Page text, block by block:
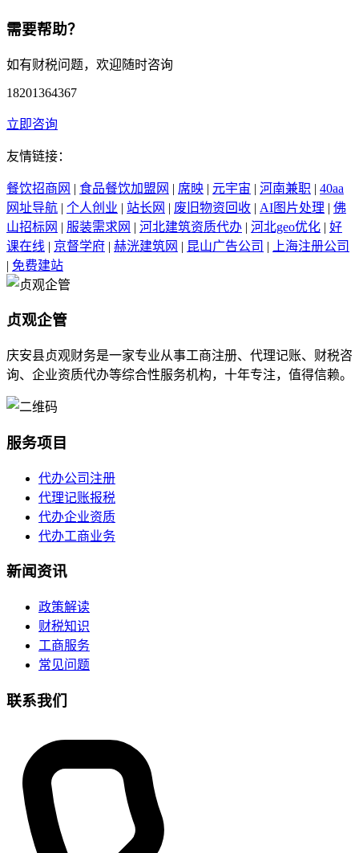
需要帮助？
如有财税问题，欢迎随时咨询
18201364367
立即咨询
友情链接：
餐饮招商网 | 食品餐饮加盟网 | 席映 | 元宇宙 | 河南兼职 | 40aa
网址导航 | 个人创业 | 站长网 | 废旧物资回收 | AI图片处理 | 佛
山招标网 | 服装需求网 | 河北建筑资质代办 | 河北geo优化 | 好
课在线 | 京督学府 | 赫洸建筑网 | 昆山广告公司 |
上海注册公司
| 免费建站
贞观企管
庆安县贞观财务是一家专业从事工商注册、代理记账、财税咨
询、企业资质代办等综合性服务机构，十年专注，值得信赖。
服务项目
代办公司注册
代理记账报税
代办企业资质
代办工商业务
新闻资讯
政策解读
财税知识
工商服务
常见问题
联系我们